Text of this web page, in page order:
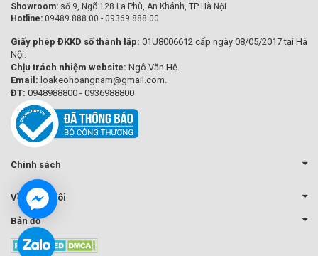
Showroom: số 9, Ngõ 128 La Phù, An Khánh, TP Hà Nội
Hotline: 09489.888.00 - 09369.888.00
Giấy phép ĐKKD số thành lập: 01U8006612 cấp ngày 08/05/2017 tại Hà
Nội.
Chịu trách nhiệm website: Ngô Văn Hệ.
Email: loakeohoangnam@gmail.com.
ĐT: 0948988800 - 0936988800
Chính sách
Về chúng tôi
Bản đồ